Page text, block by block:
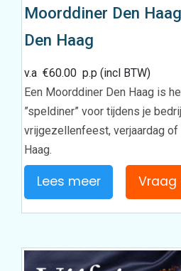
Moorddiner Den
Den Haag
v.a€60.00 p.p (incl BTW)
Een Moorddiner Den Haag is
”speldiner” voor tijdens je
vrijgezellenfeest, verjaardag of
Haag.
Lees meer Vraag